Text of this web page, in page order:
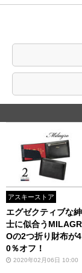
アスキーストア
エグゼクティブな紳
士に似合うMILAGR
Oの2つ折り財布が4
0％オフ！
2020年02月06日 10:00